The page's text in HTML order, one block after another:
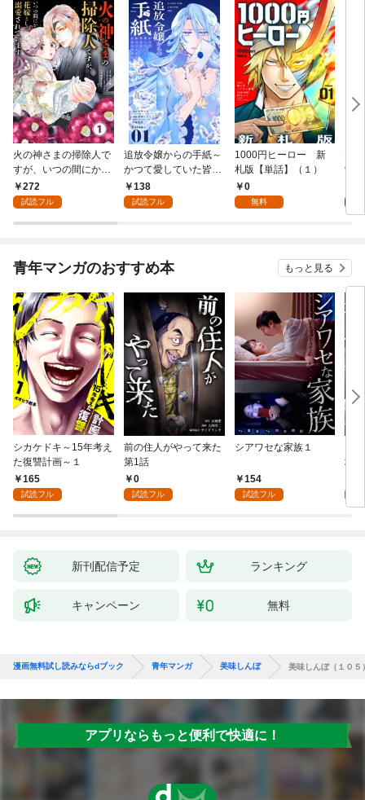
火の神さまの掃除人で
すが、いつの間にか花
嫁として溺愛されてい
ます【単話】（１）
272
試読フル
追放令嬢からの手紙～
かつて愛していた皆さ
まへ 私のことなどお忘
れですか？～【単話】
138
試読フル
1000円ヒーロー 新
札版【単話】（１）
0
無料
9.5
青年マンガのおすすめ本 もっと見る
シカケドキ～15年考え
た復讐計画～１
165
試読フル
前の住人がやって来た
第1話
0
試読フル
シアワセな家族１
154
試読フル
地
新刊配信予定 ランキング
キャンペーン 無料
漫画無料試し読みならdブック 青年マンガ 美味しんぼ 美味しんぼ（１０５
アプリならもっと便利で快適に！